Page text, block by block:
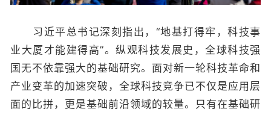
习近平总书记深刻指出，“地基打得牢，科技事
业大厦才能建得高”。纵观科技发展史，全球科技强
国无不依靠强大的基础研究。面对新一轮科技革命和
产业变革的加速突破，全球科技竞争已不仅是应用层
面的比拼，更是基础前沿领域的较量。只有在基础研